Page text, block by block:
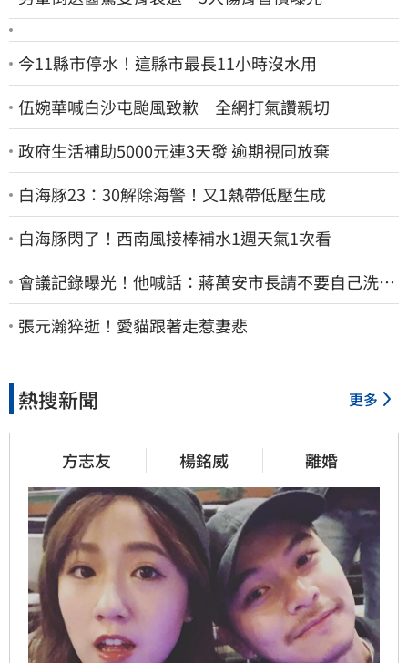
今11縣市停水！這縣市最長11小時沒水用
伍婉華喊白沙屯颱風致歉 全網打氣讚親切
政府生活補助5000元連3天發 逾期視同放棄
白海豚23：30解除海警！又1熱帶低壓生成
白海豚閃了！西南風接棒補水1週天氣1次看
會議記錄曝光！他喊話：蔣萬安市長請不要自己洗自
己的記憶好嗎？
張元瀚猝逝！愛貓跟著走惹妻悲
熱搜新聞 更多
方志友 楊銘威 離婚